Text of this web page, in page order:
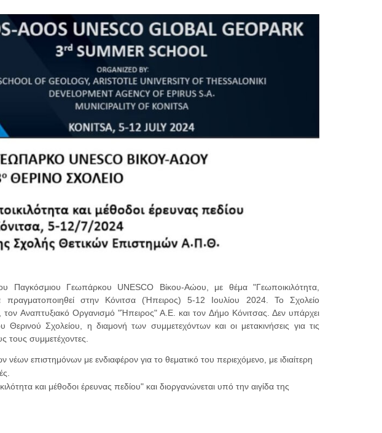
Παγκόσμιου Γεωπάρκου UNESCO Βίκου-Αώου, με θέμα "Γεωποικιλότητα,
πραγματοποιηθεί στην Κόνιτσα (Ήπειρος) 5-12 Ιουλίου 2024. Το Σχολείο
Αναπτυξιακό Οργανισμό "Ήπειρος" Α.Ε. και τον Δήμο Κόνιτσας. Δεν υπάρχει
Σχολείου, η διαμονή των συμμετεχόντων και οι μετακινήσεις για τις
τους συμμετέχοντες.
επιστημόνων με ενδιαφέρον για το θεματικό του περιεχόμενο, με ιδιαίτερη
και μέθοδοι έρευνας πεδίου" και διοργανώνεται υπό την αιγίδα της